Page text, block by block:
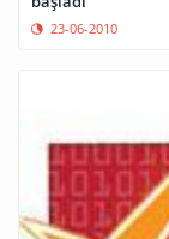
23-06-2010